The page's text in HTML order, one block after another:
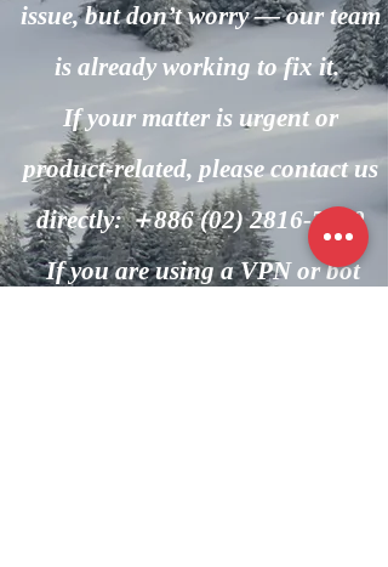
issue, but don’t worry — our team
is already working to fix it.
If your matter is urgent or
product-related, please contact us
directly: ＋886(02) 2816-7600
If you are using a VPN or bot